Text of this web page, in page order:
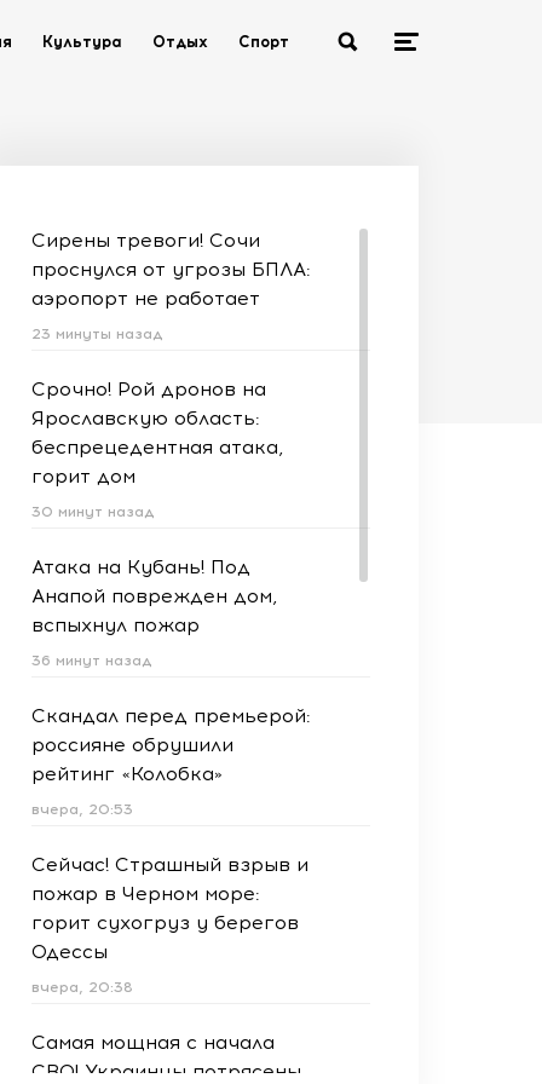
Культура Отдых Спорт
Сирены тревоги! Сочи
проснулся от угрозы БПЛА:
аэропорт не работает
23 минуты назад
Срочно! Рой дронов на
Ярославскую область:
беспрецедентная атака,
горит дом
30 минут назад
Атака на Кубань! Под
Анапой поврежден дом,
вспыхнул пожар
36 минут назад
Скандал перед премьерой:
россияне обрушили
рейтинг «Колобка»
вчера, 20:53
Сейчас! Страшный взрыв и
пожар в Черном море:
горит сухогруз у берегов
Одессы
вчера, 20:38
Самая мощная с начала
СВО! Украинцы потрясены